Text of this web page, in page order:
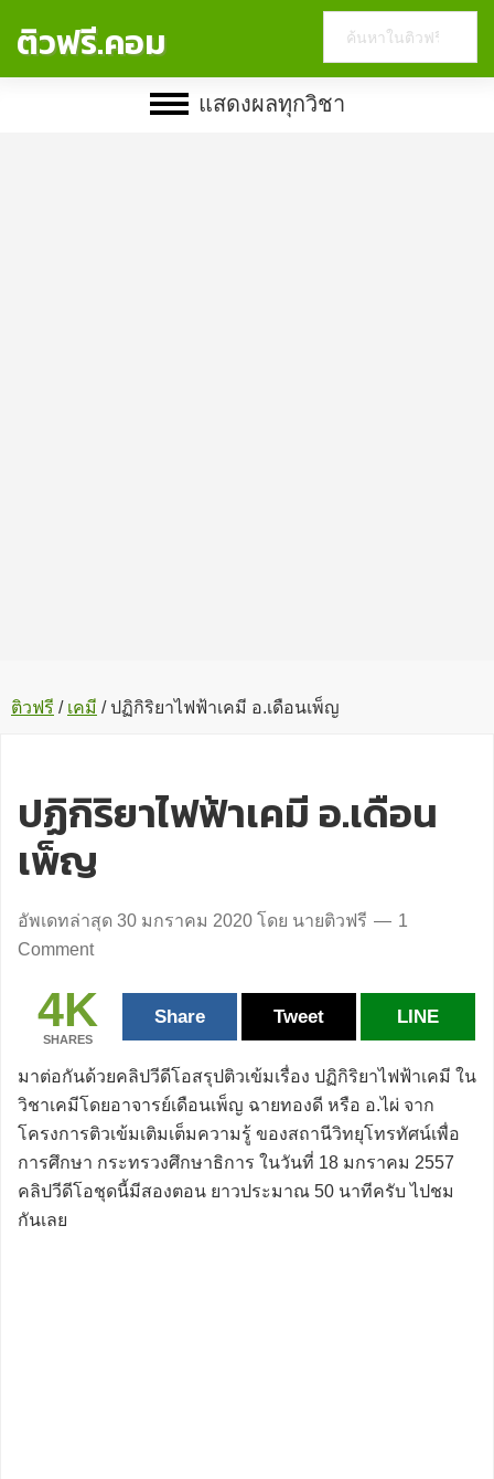
ติวฟรี.คอม
website
แสดงผลทุกวิชา
ติวฟรี / เคมี /ปฏิกิริยาไฟฟ้าเคมี อ.เดือนเพ็ญ
ปฏิกิริยาไฟฟ้าเคมี อ.เดือน
เพ็ญ
อัพเดทล่าสุด 30 มกราคม 2020 โดย นายติวฟรี
1
Comment
4K
SHARES
Share Tweet LINE
มาต่อกันด้วยคลิปวีดีโอสรุปติวเข้มเรื่อง ปฏิกิริยาไฟฟ้าเคมี ใน
วิชาเคมีโดยอาจารย์เดือนเพ็ญ ฉายทองดี หรือ อ.ไผ่ จาก
โครงการติวเข้มเติมเต็มความรู้ ของสถานีวิทยุโทรทัศน์เพื่อ
การศึกษา กระทรวงศึกษาธิการ ในวันที่ 18 มกราคม 2557
คลิปวีดีโอชุดนี้มีสองตอน ยาวประมาณ 50 นาทีครับ ไปชม
กันเลย